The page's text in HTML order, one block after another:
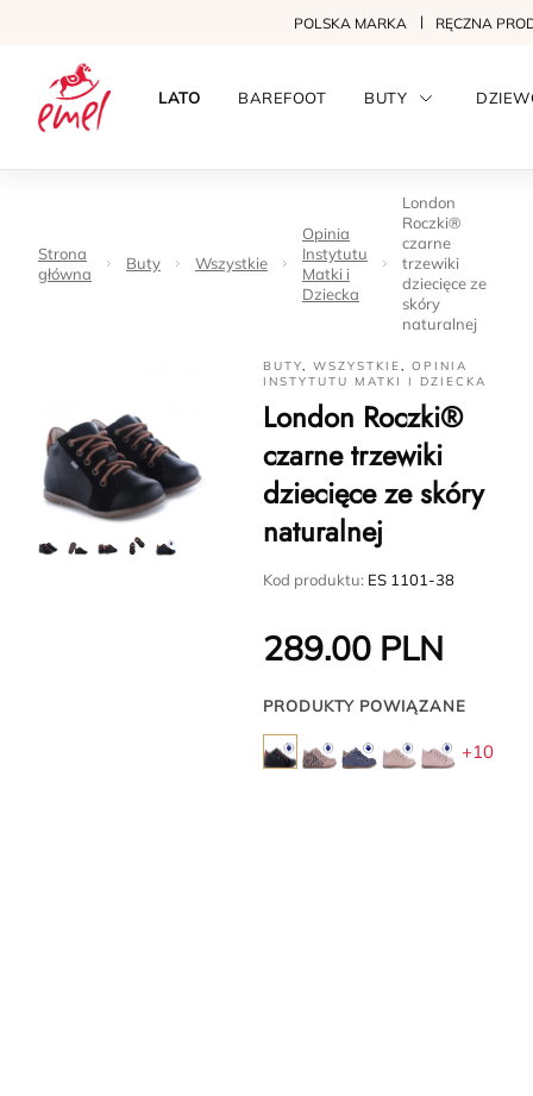
POLSKA MARKA RĘCZNA
LATO BAREFOOT BUTY
Strona
główna
Buty Wszystkie
Opinia
Instytutu
Matki i
Dziecka
London
Roczki®
czarne
trzewiki
dziecięce ze
skóry
naturalnej
BUTY,WSZYSTKIE,OPINIA
INSTYTUTU MATKI I DZIECKA
London Roczki®
czarne trzewiki
dziecięce ze skóry
naturalnej
Kod produktu: ES 1101-38
289.00 PLN
PRODUKTY POWIĄZANE
+10